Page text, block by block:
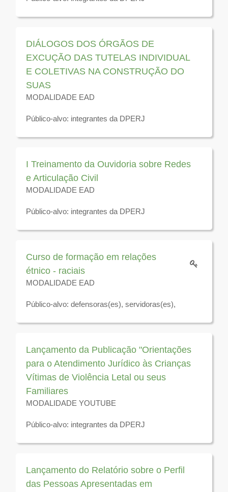
Disponível para visualização até 31 de dezembro de
DIÁLOGOS DOS ÓRGÃOS DE
EXCUÇÃO DAS TUTELAS INDIVIDUAL
E COLETIVAS NA CONSTRUÇÃO DO
SUAS
MODALIDADE EAD
Público-alvo: integrantes da DPERJ
Disponível para visualização até 31 de dezembro de
I Treinamento da Ouvidoria sobre Redes
e Articulação Civil
MODALIDADE EAD
Público-alvo: integrantes da DPERJ
Disponível para visualização até 31 de dezembro de
Curso de formação em relações
étnico - raciais
MODALIDADE EAD
Público-alvo: defensoras(es), servidoras(es),
Pública do Estado do Rio de Janeiro.
Para acessar como visitante cliqueaqui.
Disponível para visualização até 31 de dezembro de
2026
Lançamento da Publicação "Orientações
para o Atendimento Jurídico às Crianças
Vítimas de Violência Letal ou seus
Familiares
MODALIDADE YOUTUBE
Público-alvo: integrantes da DPERJ
Disponível para visualização até 31 de dezembro de
Lançamento do Relatório sobre o Perfil
das Pessoas Apresentadas em